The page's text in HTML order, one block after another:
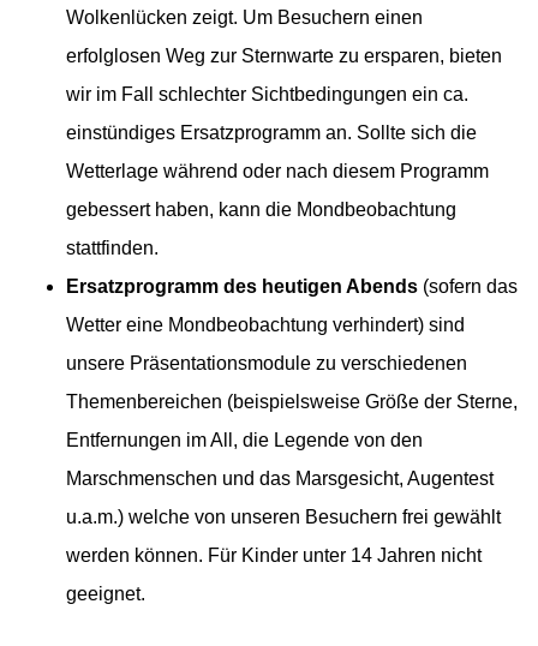
Wolkenlücken zeigt. Um Besuchern einen
erfolglosen Weg zur Sternwarte zu ersparen, bieten
wir im Fall schlechter Sichtbedingungen ein ca.
einstündiges Ersatzprogramm an. Sollte sich die
Wetterlage während oder nach diesem Programm
gebessert haben, kann die Mondbeobachtung
stattfinden.
Ersatzprogramm des heutigen Abends (sofern das
Wetter eine Mondbeobachtung verhindert) sind
unsere Präsentationsmodule zu verschiedenen
Themenbereichen (beispielsweise Größe der Sterne,
Entfernungen im All, die Legende von den
Marschmenschen und das Marsgesicht, Augentest
u.a.m.) welche von unseren Besuchern frei gewählt
werden können. Für Kinder unter 14 Jahren nicht
geeignet.